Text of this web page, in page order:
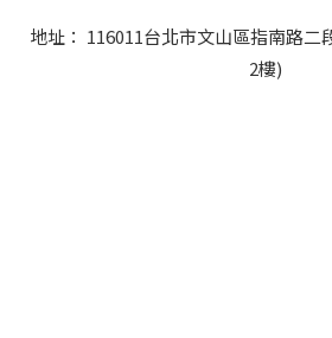
地址： 116011台北市文山區指南路二
2樓)